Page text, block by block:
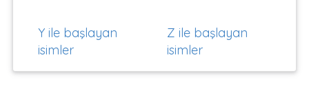
Y ile başlayan
isimler
Z ile başlayan
isimler